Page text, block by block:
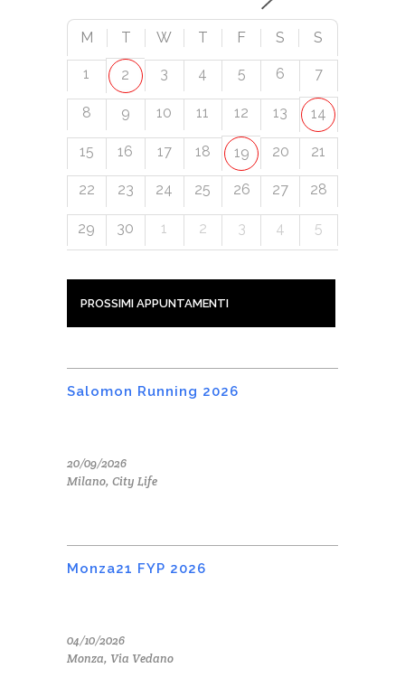
M T W T F S S
1 2 3 4 5 6 7
8 9 10 11 12 13 14
15 16 17 18 19 20 21
22 23 24 25 26 27 28
29 30 1 2 3 4 5
PROSSIMI APPUNTAMENTI
Salomon Running 2026
20/09/2026
Milano, City Life
Monza21 FYP 2026
04/10/2026
Monza, Via Vedano